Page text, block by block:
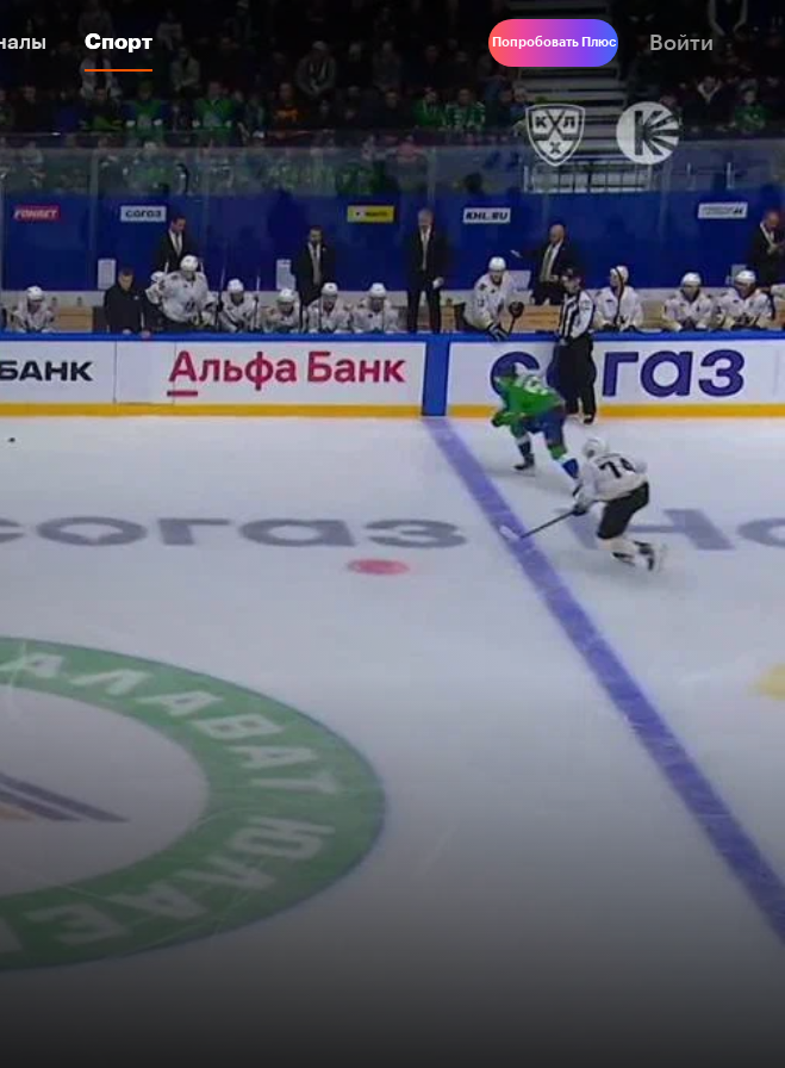
Спорт
Спорт Попробовать Плюс Войти